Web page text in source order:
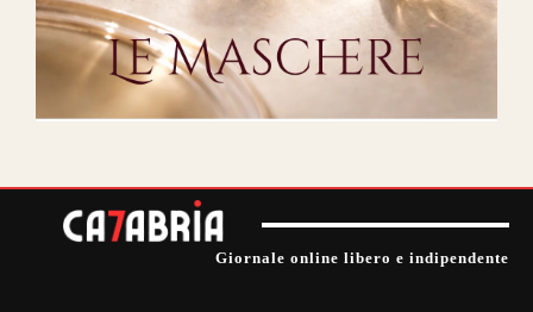
Giornale online libero e indipendente